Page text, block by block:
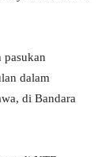
pasukan
dalam
di Bandara